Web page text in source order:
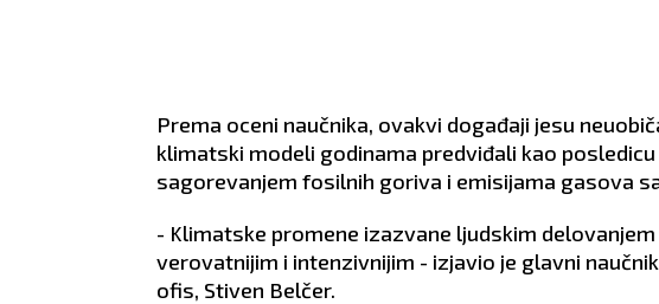
Prema oceni naučnika, ovakvi događaji jesu
klimatski modeli godinama predviđali kao
sagorevanjem fosilnih goriva i emisijama gasova
- Klimatske promene izazvane ljudskim
verovatnijim i intenzivnijim - izjavio je glavni
ofis, Stiven Belčer.